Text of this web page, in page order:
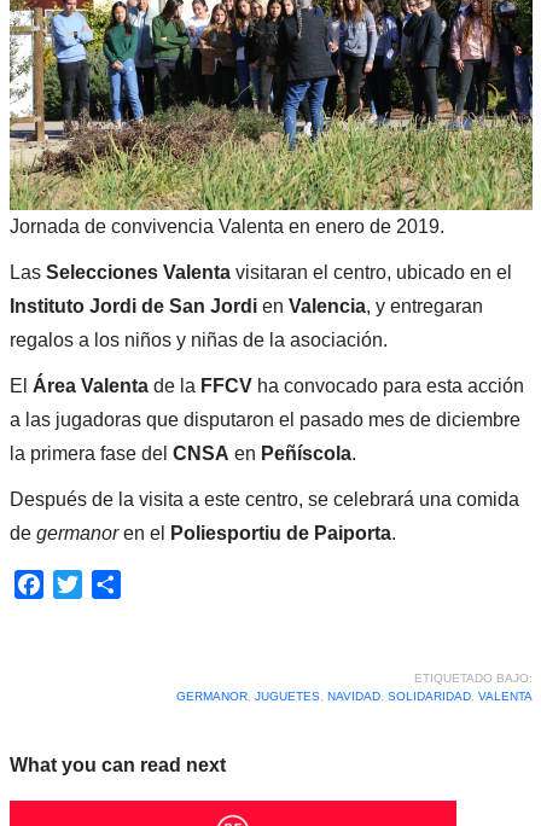
Jornada de convivencia Valenta en enero de 2019.
Las Selecciones Valentavisitaran el centro, ubicado en el
Instituto Jordi de San Jordien Valencia, y entregaran
regalos a los niños y niñas de la asociación.
El Área Valentade la FFCVha convocado para esta acción
a las jugadoras que disputaron el pasado mes de diciembre
la primera fase del CNSA en Peñíscola.
Después de la visita a este centro, se celebrará una comida
de germanoren el Poliesportiu de Paiporta.
Facebook
Twitter
ETIQUETADO BAJO:
GERMANOR, JUGUETES, NAVIDAD, SOLIDARIDAD, VALENTA
What you can read next